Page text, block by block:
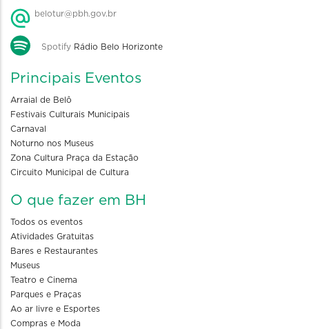
belotur@pbh.gov.br
Spotify Rádio Belo Horizonte
Principais Eventos
Arraial de Belô
Festivais Culturais Municipais
Carnaval
Noturno nos Museus
Zona Cultura Praça da Estação
Circuito Municipal de Cultura
O que fazer em BH
Todos os eventos
Atividades Gratuitas
Bares e Restaurantes
Museus
Teatro e Cinema
Parques e Praças
Ao ar livre e Esportes
Compras e Moda